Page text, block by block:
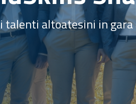
talenti altoatesini in